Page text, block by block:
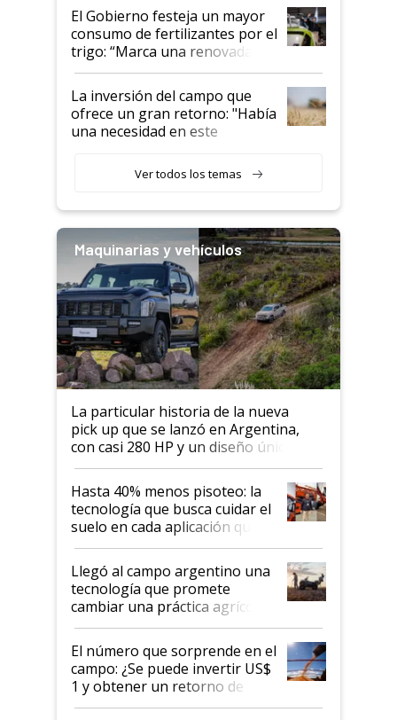
El Gobierno festeja un mayor
consumo de fertilizantes por el
trigo: “Marca una renovada
confianza de los productores”
La inversión del campo que
ofrece un gran retorno: "Había
una necesidad en este
Ver todos los temas
Maquinarias y vehículos
La particular historia de la nueva
pick up que se lanzó en Argentina,
con casi 280 HP y un diseño único: a
cuánto se vende
Hasta 40% menos pisoteo: la
tecnología que busca cuidar el
suelo en cada aplicación que
llevó Jacto al Congreso
Aapresid 2026
Llegó al campo argentino una
tecnología que promete
cambiar una práctica agrícola
clave: ¿Y si analizar el suelo
fuera tan simple como apretar
un botón?
El número que sorprende en el
campo: ¿Se puede invertir US$
1 y obtener un retorno de
hasta US$ 10 en agricultura?